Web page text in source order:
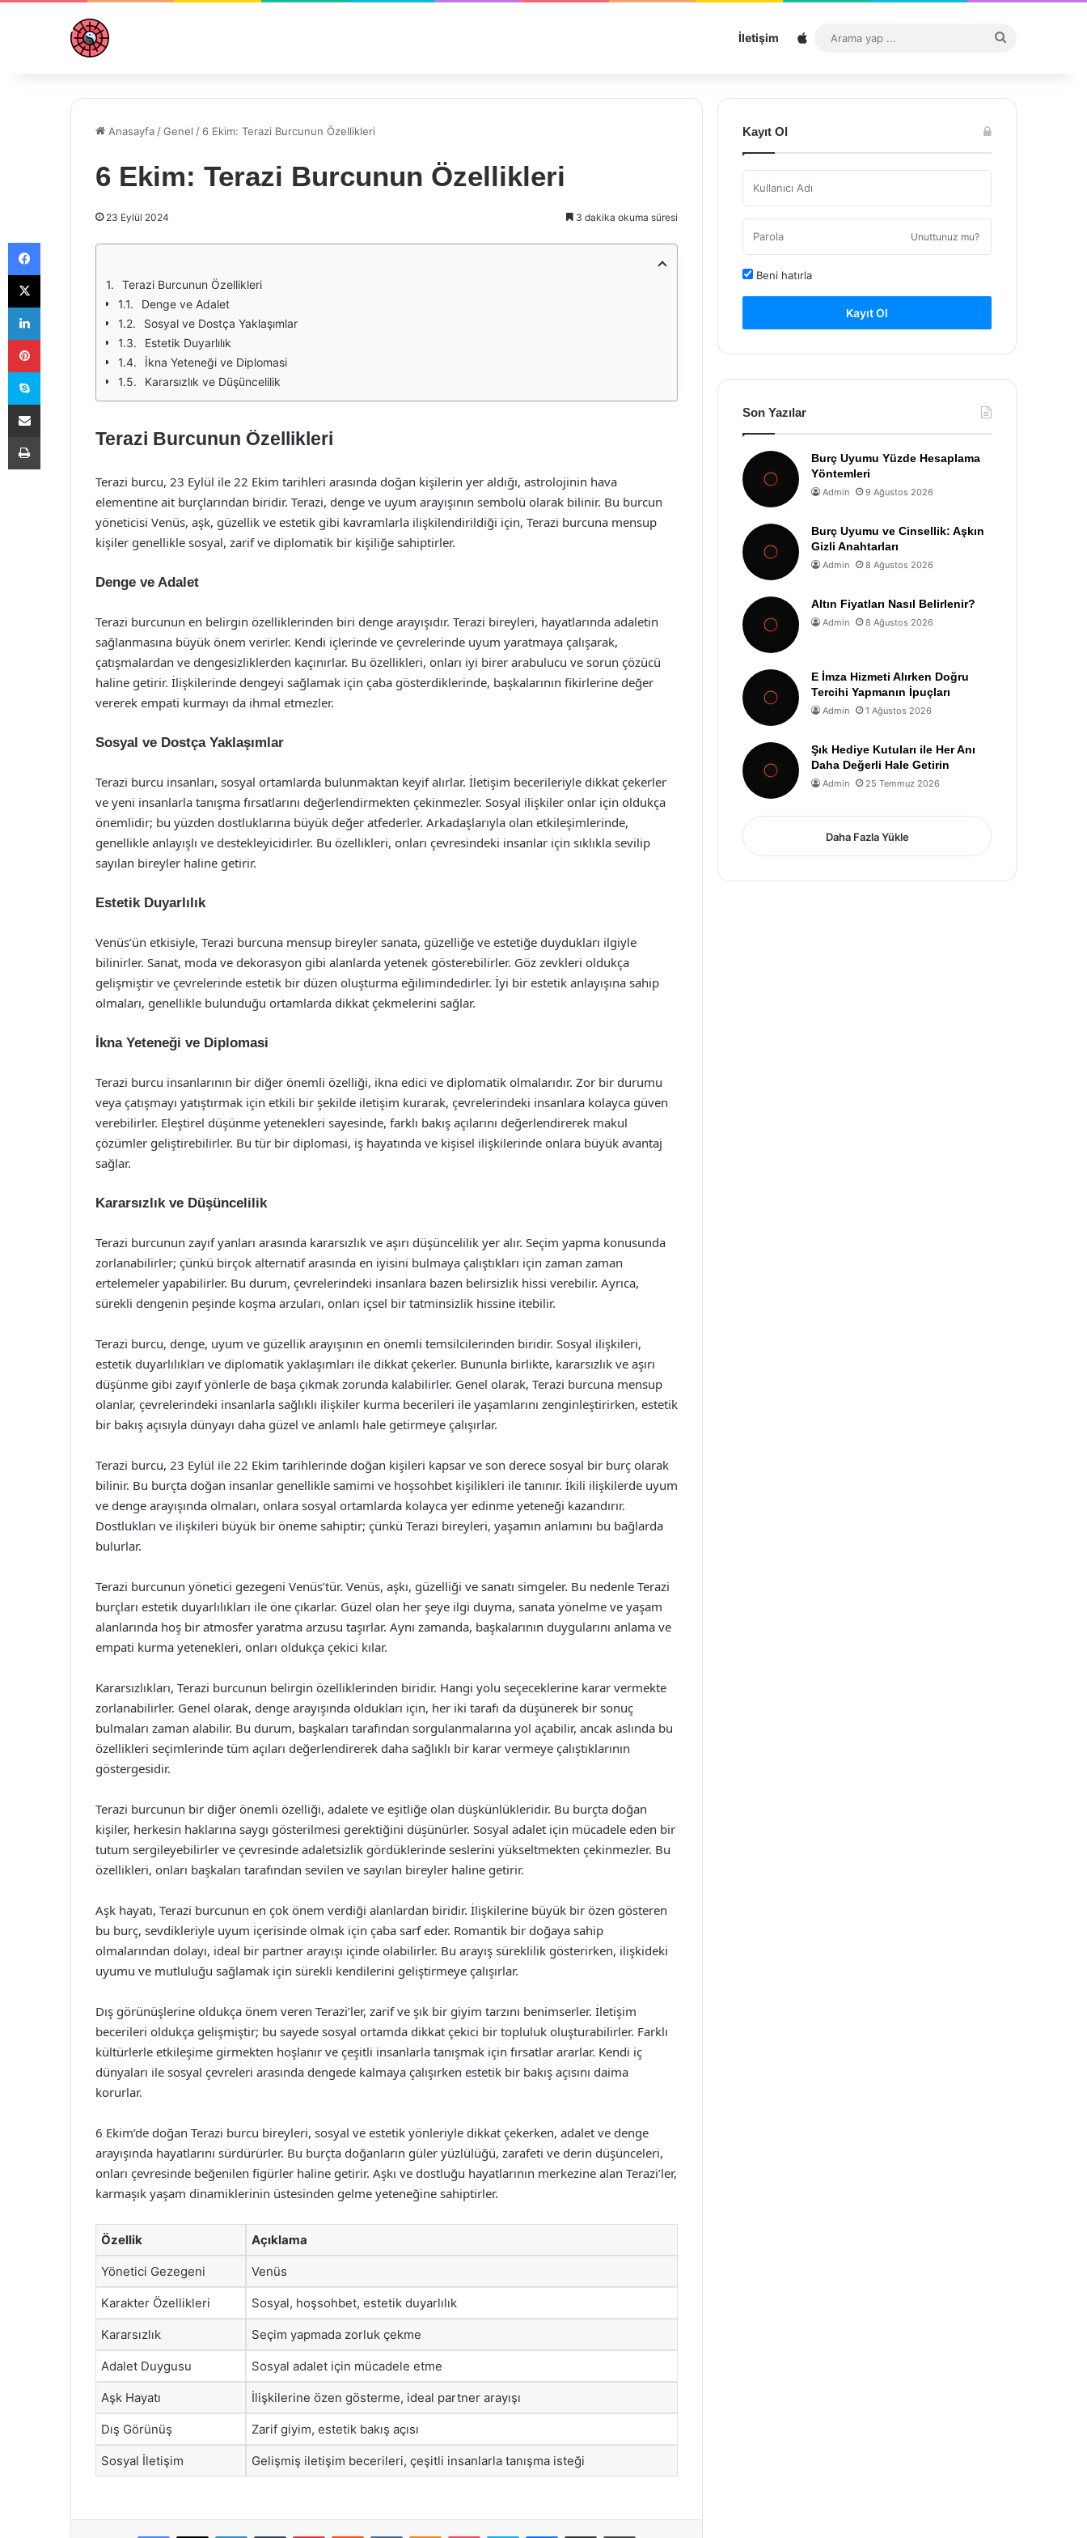
İletişim Sitemap
...
Anasayfa /Genel / 6 Ekim: Terazi Burcunun Özellikleri
6 Ekim: Terazi Burcunun Özellikleri
23 Eylül 2024 3 dakika okuma süresi
Terazi Burcunun Özellikleri
Denge ve Adalet
Sosyal ve Dostça Yaklaşımlar
Estetik Duyarlılık
İkna Yeteneği ve Diplomasi
Kararsızlık ve Düşüncelilik
Terazi Burcunun Özellikleri
Terazi burcu, 23 Eylül ile 22 Ekim tarihleri arasında doğan kişilerin yer aldığı, astrolojinin hava
elementine ait burçlarından biridir. Terazi, denge ve uyum arayışının sembolü olarak bilinir. Bu burcun
yöneticisi Venüs, aşk, güzellik ve estetik gibi kavramlarla ilişkilendirildiği için, Terazi burcuna mensup
kişiler genellikle sosyal, zarif ve diplomatik bir kişiliğe sahiptirler.
Denge ve Adalet
Terazi burcunun en belirgin özelliklerinden biri denge arayışıdır. Terazi bireyleri, hayatlarında adaletin
sağlanmasına büyük önem verirler. Kendi içlerinde ve çevrelerinde uyum yaratmaya çalışarak,
çatışmalardan ve dengesizliklerden kaçınırlar. Bu özellikleri, onları iyi birer arabulucu ve sorun çözücü
haline getirir. İlişkilerinde dengeyi sağlamak için çaba gösterdiklerinde, başkalarının fikirlerine değer
vererek empati kurmayı da ihmal etmezler.
Sosyal ve Dostça Yaklaşımlar
Terazi burcu insanları, sosyal ortamlarda bulunmaktan keyif alırlar. İletişim becerileriyle dikkat çekerler
ve yeni insanlarla tanışma fırsatlarını değerlendirmekten çekinmezler. Sosyal ilişkiler onlar için oldukça
önemlidir; bu yüzden dostluklarına büyük değer atfederler. Arkadaşlarıyla olan etkileşimlerinde,
genellikle anlayışlı ve destekleyicidirler. Bu özellikleri, onları çevresindeki insanlar için sıklıkla sevilip
sayılan bireyler haline getirir.
Estetik Duyarlılık
Venüs’ün etkisiyle, Terazi burcuna mensup bireyler sanata, güzelliğe ve estetiğe duydukları ilgiyle
bilinirler. Sanat, moda ve dekorasyon gibi alanlarda yetenek gösterebilirler. Göz zevkleri oldukça
gelişmiştir ve çevrelerinde estetik bir düzen oluşturma eğilimindedirler. İyi bir estetik anlayışına sahip
olmaları, genellikle bulunduğu ortamlarda dikkat çekmelerini sağlar.
İkna Yeteneği ve Diplomasi
Terazi burcu insanlarının bir diğer önemli özelliği, ikna edici ve diplomatik olmalarıdır. Zor bir durumu
veya çatışmayı yatıştırmak için etkili bir şekilde iletişim kurarak, çevrelerindeki insanlara kolayca güven
verebilirler. Eleştirel düşünme yetenekleri sayesinde, farklı bakış açılarını değerlendirerek makul
çözümler geliştirebilirler. Bu tür bir diplomasi, iş hayatında ve kişisel ilişkilerinde onlara büyük avantaj
sağlar.
Kararsızlık ve Düşüncelilik
Terazi burcunun zayıf yanları arasında kararsızlık ve aşırı düşüncelilik yer alır. Seçim yapma konusunda
zorlanabilirler; çünkü birçok alternatif arasında en iyisini bulmaya çalıştıkları için zaman zaman
ertelemeler yapabilirler. Bu durum, çevrelerindeki insanlara bazen belirsizlik hissi verebilir. Ayrıca,
sürekli dengenin peşinde koşma arzuları, onları içsel bir tatminsizlik hissine itebilir.
Terazi burcu, denge, uyum ve güzellik arayışının en önemli temsilcilerinden biridir. Sosyal ilişkileri,
estetik duyarlılıkları ve diplomatik yaklaşımları ile dikkat çekerler. Bununla birlikte, kararsızlık ve aşırı
düşünme gibi zayıf yönlerle de başa çıkmak zorunda kalabilirler. Genel olarak, Terazi burcuna mensup
olanlar, çevrelerindeki insanlarla sağlıklı ilişkiler kurma becerileri ile yaşamlarını zenginleştirirken, estetik
bir bakış açısıyla dünyayı daha güzel ve anlamlı hale getirmeye çalışırlar.
Terazi burcu, 23 Eylül ile 22 Ekim tarihlerinde doğan kişileri kapsar ve son derece sosyal bir burç olarak
bilinir. Bu burçta doğan insanlar genellikle samimi ve hoşsohbet kişilikleri ile tanınır. İkili ilişkilerde uyum
ve denge arayışında olmaları, onlara sosyal ortamlarda kolayca yer edinme yeteneği kazandırır.
Dostlukları ve ilişkileri büyük bir öneme sahiptir; çünkü Terazi bireyleri, yaşamın anlamını bu bağlarda
bulurlar.
Terazi burcunun yönetici gezegeni Venüs’tür. Venüs, aşkı, güzelliği ve sanatı simgeler. Bu nedenle Terazi
burçları estetik duyarlılıkları ile öne çıkarlar. Güzel olan her şeye ilgi duyma, sanata yönelme ve yaşam
alanlarında hoş bir atmosfer yaratma arzusu taşırlar. Aynı zamanda, başkalarının duygularını anlama ve
empati kurma yetenekleri, onları oldukça çekici kılar.
Kararsızlıkları, Terazi burcunun belirgin özelliklerinden biridir. Hangi yolu seçeceklerine karar vermekte
zorlanabilirler. Genel olarak, denge arayışında oldukları için, her iki tarafı da düşünerek bir sonuç
bulmaları zaman alabilir. Bu durum, başkaları tarafından sorgulanmalarına yol açabilir, ancak aslında bu
özellikleri seçimlerinde tüm açıları değerlendirerek daha sağlıklı bir karar vermeye çalıştıklarının
göstergesidir.
Terazi burcunun bir diğer önemli özelliği, adalete ve eşitliğe olan düşkünlükleridir. Bu burçta doğan
kişiler, herkesin haklarına saygı gösterilmesi gerektiğini düşünürler. Sosyal adalet için mücadele eden bir
tutum sergileyebilirler ve çevresinde adaletsizlik gördüklerinde seslerini yükseltmekten çekinmezler. Bu
özellikleri, onları başkaları tarafından sevilen ve sayılan bireyler haline getirir.
Aşk hayatı, Terazi burcunun en çok önem verdiği alanlardan biridir. İlişkilerine büyük bir özen gösteren
bu burç, sevdikleriyle uyum içerisinde olmak için çaba sarf eder. Romantik bir doğaya sahip
olmalarından dolayı, ideal bir partner arayışı içinde olabilirler. Bu arayış süreklilik gösterirken, ilişkideki
uyumu ve mutluluğu sağlamak için sürekli kendilerini geliştirmeye çalışırlar.
Dış görünüşlerine oldukça önem veren Terazi’ler, zarif ve şık bir giyim tarzını benimserler. İletişim
becerileri oldukça gelişmiştir; bu sayede sosyal ortamda dikkat çekici bir topluluk oluşturabilirler. Farklı
kültürlerle etkileşime girmekten hoşlanır ve çeşitli insanlarla tanışmak için fırsatlar ararlar. Kendi iç
dünyaları ile sosyal çevreleri arasında dengede kalmaya çalışırken estetik bir bakış açısını daima
korurlar.
6 Ekim’de doğan Terazi burcu bireyleri, sosyal ve estetik yönleriyle dikkat çekerken, adalet ve denge
arayışında hayatlarını sürdürürler. Bu burçta doğanların güler yüzlülüğü, zarafeti ve derin düşünceleri,
onları çevresinde beğenilen figürler haline getirir. Aşkı ve dostluğu hayatlarının merkezine alan Terazi’ler,
karmaşık yaşam dinamiklerinin üstesinden gelme yeteneğine sahiptirler.
Özellik Açıklama
Yönetici Gezegeni Venüs
Karakter Özellikleri Sosyal, hoşsohbet, estetik duyarlılık
Kararsızlık Seçim yapmada zorluk çekme
Adalet Duygusu Sosyal adalet için mücadele etme
Aşk Hayatı İlişkilerine özen gösterme, ideal partner arayışı
Dış Görünüş Zarif giyim, estetik bakış açısı
Sosyal İletişim Gelişmiş iletişim becerileri, çeşitli insanlarla tanışma isteği
Facebook
X LinkedInTumblr PinterestReddit VKontakteOdnoklassniki
Pocket Skype Messenger
E-Posta ile paylaş Yazdır
Kayıt Ol
Unuttunuz mu?
Beni hatırla
Kayıt Ol
Son Yazılar
Burç Uyumu Yüzde Hesaplama
Yöntemleri
Admin 9 Ağustos 2026
Burç Uyumu ve Cinsellik: Aşkın
Gizli Anahtarları
Admin 8 Ağustos 2026
Altın Fiyatları Nasıl Belirlenir?
Admin 8 Ağustos 2026
E İmza Hizmeti Alırken Doğru
Tercihi Yapmanın İpuçları
Admin 1 Ağustos 2026
Şık Hediye Kutuları ile Her Anı
Daha Değerli Hale Getirin
Admin 25 Temmuz 2026
Daha Fazla Yükle
Facebook
X
LinkedIn
Pinterest
Skype
E-Posta ile paylaş